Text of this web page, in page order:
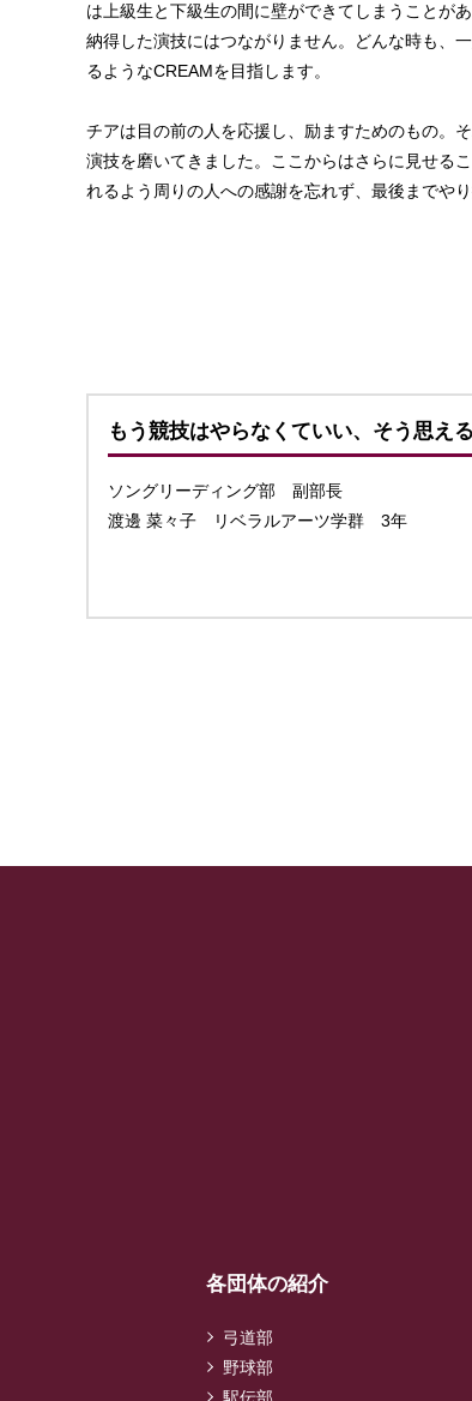
は上級生と下級生の間に壁ができてしまうことが
納得した演技にはつながりません。どんな時も、
るようなCREAMを目指します。
チアは目の前の人を応援し、励ますためのもの。
演技を磨いてきました。ここからはさらに見せる
れるよう周りの人への感謝を忘れず、最後までや
もう競技はやらなくていい、そう思え
ソングリーディング部 副部長
渡邊 菜々子 リベラルアーツ学群 3年
各団体の紹介
弓道部
野球部
駅伝部